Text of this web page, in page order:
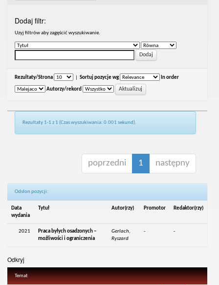
Dodaj filtr:
Uzyj filtrów aby zagęścić wyszukiwanie.
Rezultaty/Strona Sortuj pozycje wg In order
Autorzy/rekord
Rezultaty 1-1 z 1 (Czas wyszukiwania: 0.001 sekund).
poprzedni 1 następny
Odsłon pozycji:
Data
wydania
Tytuł Autor(rzy) Promotor Redaktor(rzy)
2021
Praca byłych osadzonych –
możliwości i ograniczenia
Gerlach,
Ryszard
- -
Odkryj
Temat